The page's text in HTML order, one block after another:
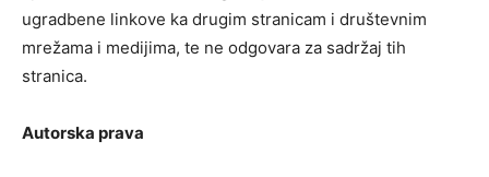
ugradbene linkove ka drugim stranicam i društevnim
mrežama i medijima, te ne odgovara za sadržaj tih
stranica.
Autorska prava